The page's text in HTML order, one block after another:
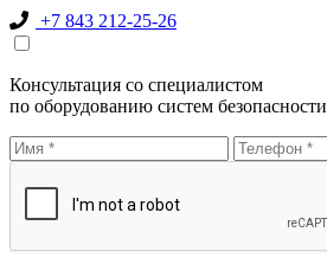
+7 843 212-25-26
Консультация со специалистом
по оборудованию систем безопасности